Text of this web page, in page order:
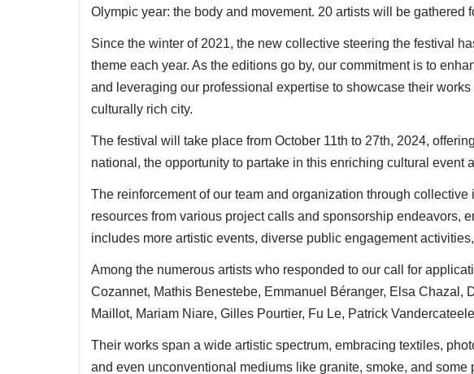
Olympic year: the body and movement. 20 artists will be gathered
Since the winter of 2021, the new collective steering the festival
theme each year. As the editions go by, our commitment is to
and leveraging our professional expertise to showcase their
culturally rich city.
The festival will take place from October 11th to 27th, 2024,
national, the opportunity to partake in this enriching cultural event
The reinforcement of our team and organization through
resources from various project calls and sponsorship endeavors,
includes more artistic events, diverse public engagement
Among the numerous artists who responded to our call for
Cozannet, Mathis Benestebe, Emmanuel Béranger, Elsa Chazal,
Maillot, Mariam Niare, Gilles Pourtier, Fu Le, Patrick
Their works span a wide artistic spectrum, embracing textiles,
and even unconventional mediums like granite, smoke, and